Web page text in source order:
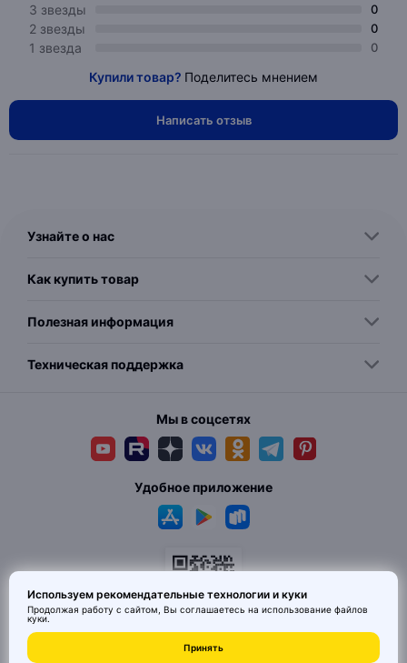
3 звезды 0
2 звезды 0
1 звезда 0
Купили товар? Поделитесь мнением
Написать отзыв
Узнайте о нас
Как купить товар
Полезная информация
Техническая поддержка
Мы в соцсетях
© 2026 MAI HE MAI. Маркетплейс дизайнерских товаров со всего
Удобное приложение
Используем рекомендательные технологии и куки
Продолжая работу с сайтом, Вы соглашаетесь на использование файлов
куки.
Принять